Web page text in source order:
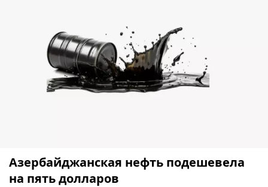
Азербайджанская нефть подешевела
на пять долларов